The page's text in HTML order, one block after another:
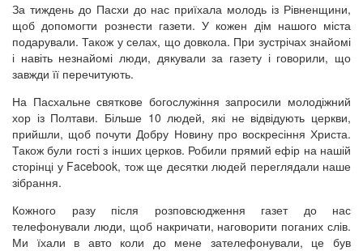
За тиждень до Пасхи до нас приїхала молодь із Рівненщини,
щоб допомогти рознести газети. У кожен дім нашого міста
подарували. Також у селах, що довкола. При зустрічах знайомі
і навіть незнайомі люди, дякували за газету і говорили, що
завжди її перечитують.
На Пасхальне святкове богослужіння запросили молодіжний
хор із Полтави. Більше 10 людей, які не відвідують церкви,
прийшли, щоб почути Добру Новину про воскресіння Христа.
Також були гості з інших церков. Робили прямий ефір на нашій
сторінці у Facebook, тож ще десятки людей переглядали наше
зібрання.
Кожного разу після розповсюдження газет до нас
телефонували люди, щоб накричати, наговорити поганих слів.
Ми їхали в авто коли до мене зателефонували, це був